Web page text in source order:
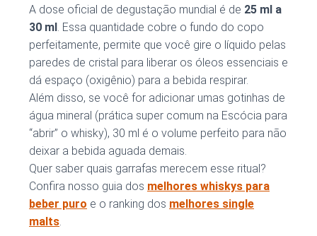
A dose oficial de degustação mundial é de 25 ml a
30 ml. Essa quantidade cobre o fundo do copo
perfeitamente, permite que você gire o líquido pelas
paredes de cristal para liberar os óleos essenciais e
dá espaço (oxigênio) para a bebida respirar.
Além disso, se você for adicionar umas gotinhas de
água mineral (prática super comum na Escócia para
“abrir” o whisky), 30 ml é o volume perfeito para não
deixar a bebida aguada demais.
Quer saber quais garrafas merecem esse ritual?
Confira nosso guia dos melhores whiskys para
beber puro e o ranking dos melhores single
malts.